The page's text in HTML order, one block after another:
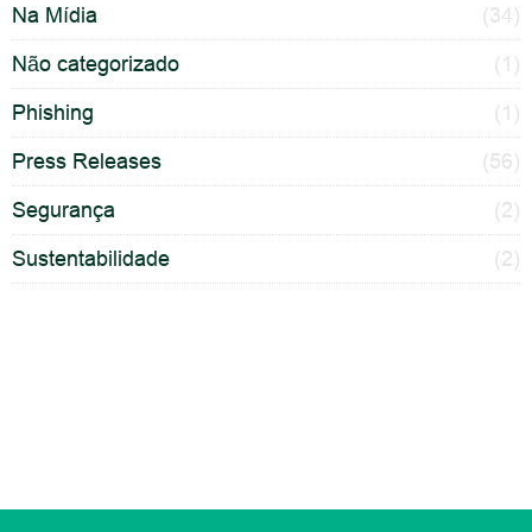
Na Mídia
(34)
Não categorizado
(1)
Phishing
(1)
Press Releases
(56)
Segurança
(2)
Sustentabilidade
(2)